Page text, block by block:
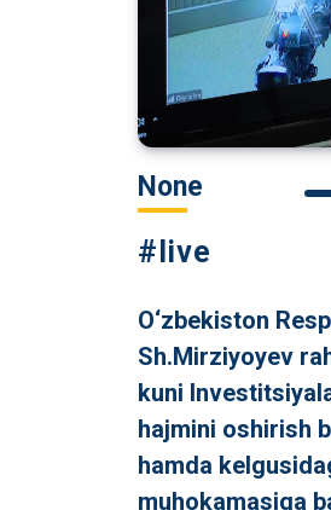
None
#live
O‘zbekiston
Sh.Mirziyoyev
kuni
hajmini oshirish
hamda
muhokamasiga